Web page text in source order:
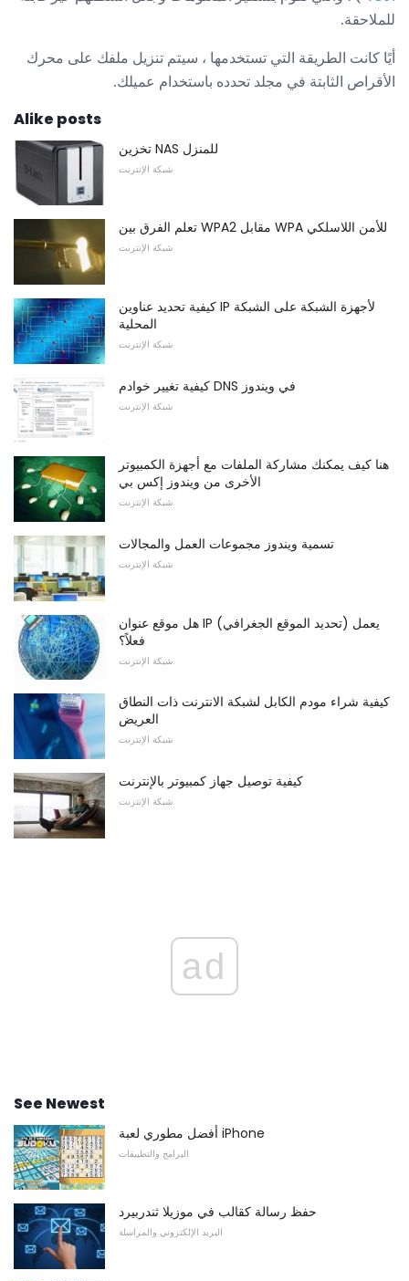
للملاحقة.
أيًا كانت الطريقة التي تستخدمها ، سيتم تنزيل ملفك على محرك
الأقراص الثابتة في مجلد تحدده باستخدام عميلك.
Alike posts
تخزين NAS للمنزل
شبكة الإنترنت
تعلم الفرق بين WPA2 مقابل WPA للأمن اللاسلكي
شبكة الإنترنت
كيفية تحديد عناوين IP لأجهزة الشبكة على الشبكة
المحلية
شبكة الإنترنت
كيفية تغيير خوادم DNS في ويندوز
شبكة الإنترنت
هنا كيف يمكنك مشاركة الملفات مع أجهزة الكمبيوتر
الأخرى من ويندوز إكس بي
شبكة الإنترنت
تسمية ويندوز مجموعات العمل والمجالات
شبكة الإنترنت
هل موقع عنوان IP (تحديد الموقع الجغرافي) يعمل
فعلاً؟
شبكة الإنترنت
كيفية شراء مودم الكابل لشبكة الانترنت ذات النطاق
العريض
شبكة الإنترنت
كيفية توصيل جهاز كمبيوتر بالإنترنت
شبكة الإنترنت
ad
See Newest
أفضل مطوري لعبة iPhone
البرامج والتطبيقات
حفظ رسالة كقالب في موزيلا ثندربيرد
البريد الإلكتروني والمراسلة